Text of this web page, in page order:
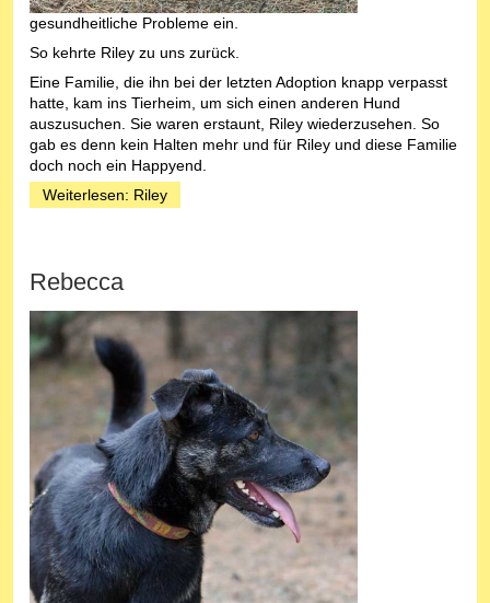
gesundheitliche Probleme ein.
So kehrte Riley zu uns zurück.
Eine Familie, die ihn bei der letzten Adoption knapp verpasst
hatte, kam ins Tierheim, um sich einen anderen Hund
auszusuchen. Sie waren erstaunt, Riley wiederzusehen. So
gab es denn kein Halten mehr und für Riley und diese Familie
doch noch ein Happyend.
Weiterlesen: Riley
Rebecca